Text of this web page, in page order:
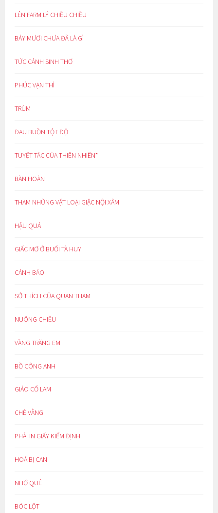
LÊN FARM LÝ CHIỀU CHIỀU
BẢY MƯƠI CHƯA ĐÃ LÀ GÌ
TỨC CẢNH SINH THƠ
PHÚC VẠN THÌ
TRÙM
ĐAU BUỒN TỘT ĐỘ
TUYỆT TÁC CỦA THIÊN NHIÊN*
BÀN HOÀN
THAM NHŨNG VẶT LOẠI GIẶC NỘI XÂM
HẬU QUẢ
GIẤC MƠ Ở BUỔI TÀ HUY
CẢNH BÁO
SỞ THÍCH CỦA QUAN THAM
NUÔNG CHIỀU
VẦNG TRĂNG EM
BỒ CÔNG ANH
GIẢO CỔ LAM
CHÈ VẰNG
PHẢI IN GIẤY KIỂM ĐỊNH
HOÁ BỊ CAN
NHỚ QUÊ
BÓC LỘT